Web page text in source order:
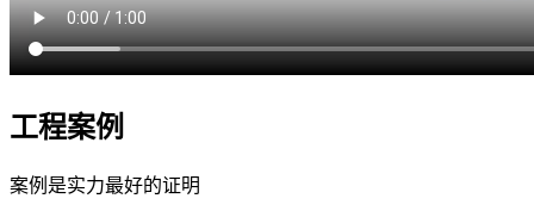
工程案例
案例是实力最好的证明